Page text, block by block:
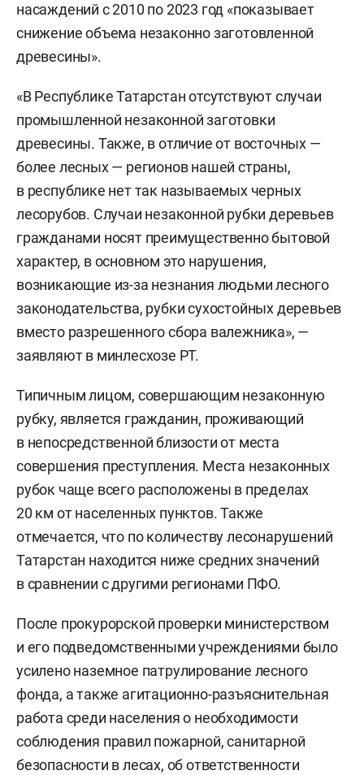
насаждений с 2010 по 2023 год «показывает
снижение объема незаконно заготовленной
древесины».
«В Республике Татарстан отсутствуют случаи
промышленной незаконной заготовки
древесины. Также, в отличие от восточных —
более лесных — регионов нашей страны,
в республике нет так называемых черных
лесорубов. Случаи незаконной рубки деревьев
гражданами носят преимущественно бытовой
характер, в основном это нарушения,
возникающие из-за незнания людьми лесного
законодательства, рубки сухостойных деревьев
вместо разрешенного сбора валежника», —
заявляют в минлесхозе РТ.
Типичным лицом, совершающим незаконную
рубку, является гражданин, проживающий
в непосредственной близости от места
совершения преступления. Места незаконных
рубок чаще всего расположены в пределах
20 км от населенных пунктов. Также
отмечается, что по количеству лесонарушений
Татарстан находится ниже средних значений
в сравнении с другими регионами ПФО.
После прокурорской проверки министерством
и его подведомственными учреждениями было
усилено наземное патрулирование лесного
фонда, а также агитационно-разъяснительная
работа среди населения о необходимости
соблюдения правил пожарной, санитарной
безопасности в лесах, об ответственности